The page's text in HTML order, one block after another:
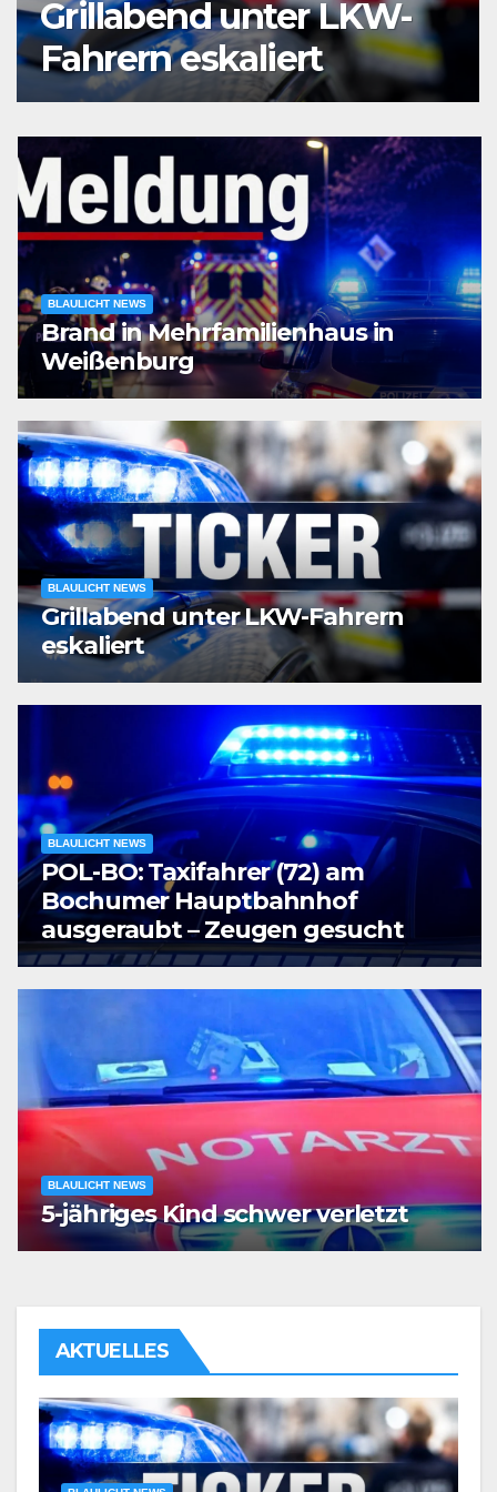
am Bochumer
Hauptbahnhof
ausgeraubt – Zeugen
gesucht
BLAULICHT NEWS
Brand in Mehrfamilienhaus in
Weißenburg
BLAULICHT NEWS
Grillabend unter LKW-Fahrern
eskaliert
BLAULICHT NEWS
POL-BO: Taxifahrer (72) am
Bochumer Hauptbahnhof
ausgeraubt – Zeugen gesucht
BLAULICHT NEWS
5-jähriges Kind schwer verletzt
AKTUELLES
BLAULICHT NEWS